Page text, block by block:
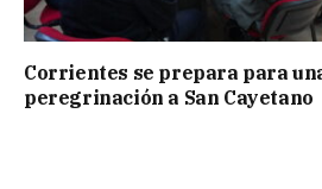
Corrientes se prepara para
peregrinación a San Cayetano